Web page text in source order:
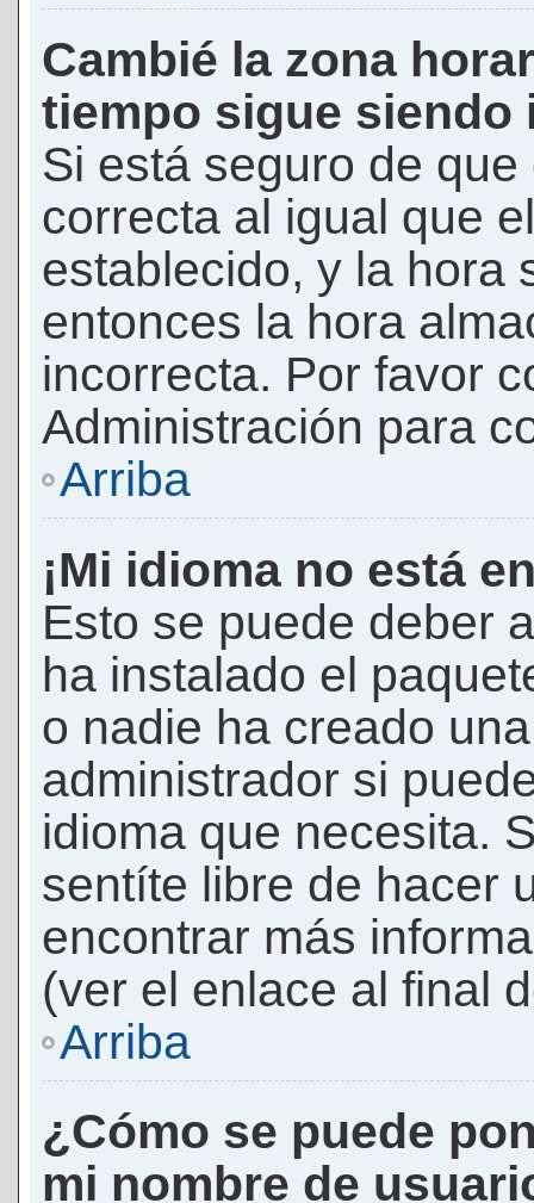
Cambié la zona
tiempo sigue siendo
Si está seguro de
correcta al igual que
establecido, y la hora
entonces la hora
incorrecta. Por favor
Administración para
Arriba
¡Mi idioma no está
Esto se puede deber
ha instalado el
o nadie ha creado
administrador si
idioma que necesita.
sentíte libre de hacer
encontrar más
(ver el enlace al final
Arriba
¿Cómo se puede
mi nombre de